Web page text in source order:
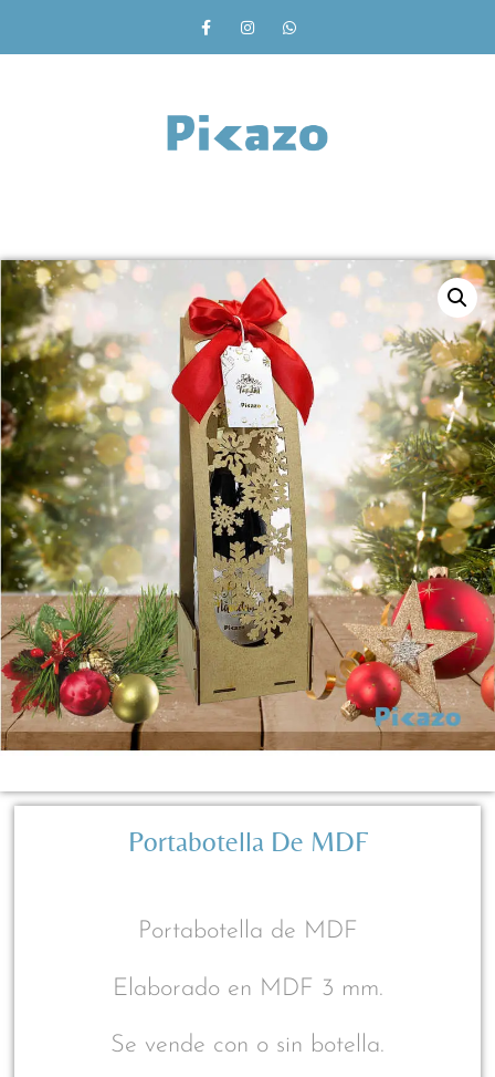
Portabotella De MDF
Portabotella de MDF
Elaborado en MDF 3 mm.
Se vende con o sin botella.